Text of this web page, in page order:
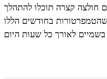
חולצה קצרה תוכלו להתהלך
בחודשים הללו